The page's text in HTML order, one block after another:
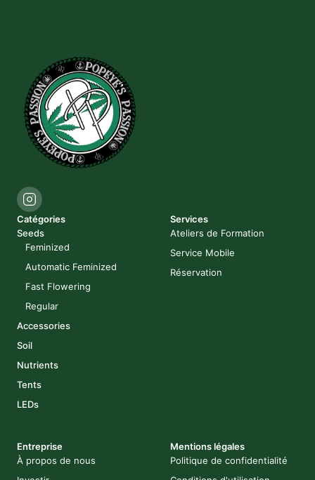
Catégories
Seeds
Feminized
Automatic Feminized
Fast Flowering
Regular
Accessories
Soil
Nutrients
Tents
LEDs
Services
Ateliers de Formation
Service Mobile
Réservation
Entreprise
À propos de nous
Mentions légales
Politique de confidentialité